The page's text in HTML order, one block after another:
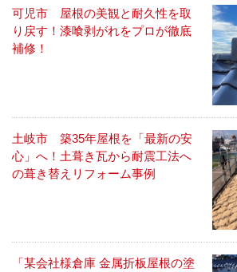
可児市 屋根の美観と耐久性を取
り戻す！漆喰剥がれをプロが徹底
補修！
土岐市 築35年屋根を「最新の安
心」へ！土葺き瓦から耐震工法へ
の葺き替えリフォーム事例
「某会社様倉庫 金属折板屋根の塗